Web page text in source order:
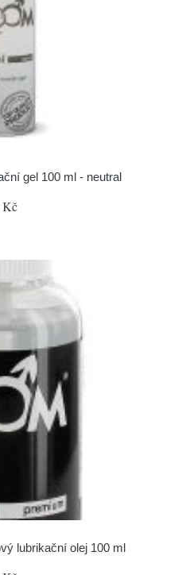
gel 100 ml - neutral
Kč
lubrikační olej 100 ml